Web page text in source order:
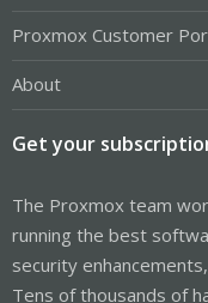
Proxmox Customer
About
Get your
The Proxmox team
running the best
security
Tens of thousands of